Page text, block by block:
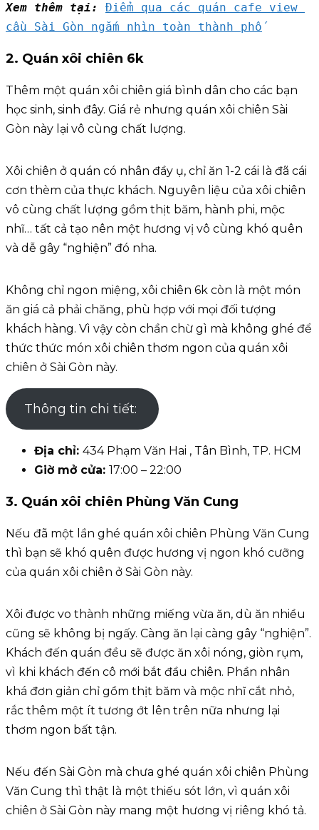
Xem thêm tại: Điểm qua các quán cafe view
cầu Sài Gòn ngắm nhìn toàn thành phố
2. Quán xôi chiên 6k
Thêm một quán xôi chiên giá bình dân cho các bạn
học sinh, sinh đây. Giá rẻ nhưng quán xôi chiên Sài
Gòn này lại vô cùng chất lượng.
Xôi chiên ở quán có nhân đầy ụ, chỉ ăn 1-2 cái là đã cái
cơn thèm của thực khách. Nguyên liệu của xôi chiên
vô cùng chất lượng gồm thịt băm, hành phi, mộc
nhĩ… tất cả tạo nên một hương vị vô cùng khó quên
và dễ gây “nghiện” đó nha.
Không chỉ ngon miệng, xôi chiên 6k còn là một món
ăn giá cả phải chăng, phù hợp với mọi đối tượng
khách hàng. Vì vậy còn chần chừ gì mà không ghé để
thức thức món xôi chiên thơm ngon của quán xôi
chiên ở Sài Gòn này.
Thông tin chi tiết:
Địa chỉ: 434 Phạm Văn Hai , Tân Bình, TP. HCM
Giờ mở cửa: 17:00 – 22:00
3. Quán xôi chiên Phùng Văn Cung
Nếu đã một lần ghé quán xôi chiên Phùng Văn Cung
thì bạn sẽ khó quên được hương vị ngon khó cưỡng
của quán xôi chiên ở Sài Gòn này.
Xôi được vo thành những miếng vừa ăn, dù ăn nhiều
cũng sẽ không bị ngấy. Càng ăn lại càng gây “nghiện”.
Khách đến quán đều sẽ được ăn xôi nóng, giòn rụm,
vì khi khách đến cô mới bắt đầu chiên. Phần nhân
khá đơn giản chỉ gồm thịt băm và mộc nhĩ cắt nhỏ,
rắc thêm một ít tương ớt lên trên nữa nhưng lại
thơm ngon bất tận.
Nếu đến Sài Gòn mà chưa ghé quán xôi chiên Phùng
Văn Cung thì thật là một thiếu sót lớn, vì quán xôi
chiên ở Sài Gòn này mang một hương vị riêng khó tả.